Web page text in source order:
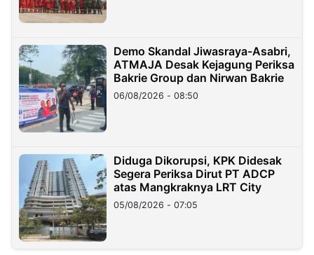
Demo Skandal Jiwasraya-Asabri,
ATMAJA Desak Kejagung Periksa
Bakrie Group dan Nirwan Bakrie
06/08/2026 - 08:50
Diduga Dikorupsi, KPK Didesak
Segera Periksa Dirut PT ADCP
atas Mangkraknya LRT City
05/08/2026 - 07:05